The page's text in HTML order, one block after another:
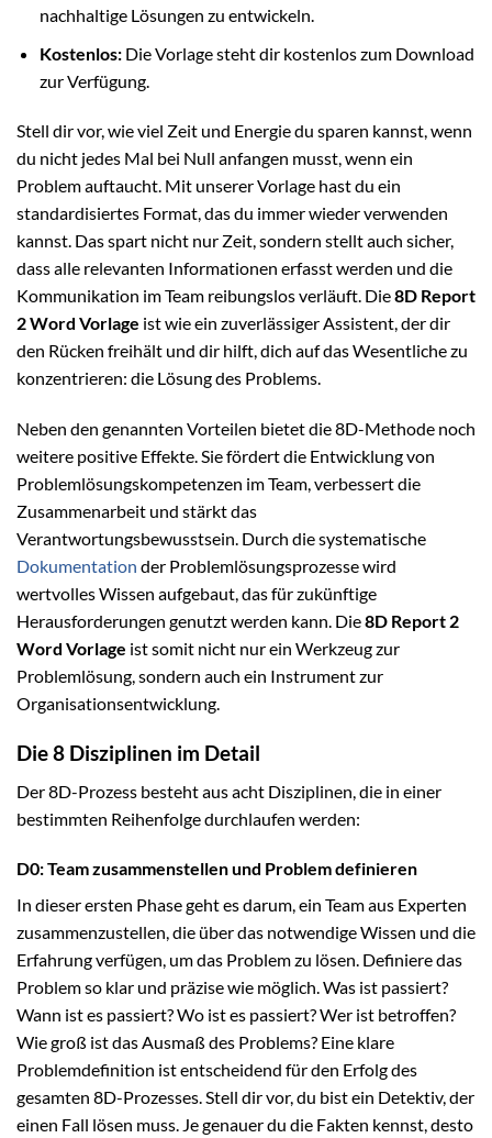
nachhaltige Lösungen zu entwickeln.
Kostenlos:Die Vorlage steht dir kostenlos zum Download
zur Verfügung.
Stell dir vor, wie viel Zeit und Energie du sparen kannst, wenn
du nicht jedes Mal bei Null anfangen musst, wenn ein
Problem auftaucht. Mit unserer Vorlage hast du ein
standardisiertes Format, das du immer wieder verwenden
kannst. Das spart nicht nur Zeit, sondern stellt auch sicher,
dass alle relevanten Informationen erfasst werden und die
Kommunikation im Team reibungslos verläuft. Die8D Report
2 Word Vorlage ist wie ein zuverlässiger Assistent, der dir
den Rücken freihält und dir hilft, dich auf das Wesentliche zu
konzentrieren: die Lösung des Problems.
Neben den genannten Vorteilen bietet die 8D-Methode noch
weitere positive Effekte. Sie fördert die Entwicklung von
Problemlösungskompetenzen im Team, verbessert die
Zusammenarbeit und stärkt das
Verantwortungsbewusstsein. Durch die systematische
Dokumentation der Problemlösungsprozesse wird
wertvolles Wissen aufgebaut, das für zukünftige
Herausforderungen genutzt werden kann. Die8D Report 2
Word Vorlage ist somit nicht nur ein Werkzeug zur
Problemlösung, sondern auch ein Instrument zur
Organisationsentwicklung.
Die 8 Disziplinen im Detail
Der 8D-Prozess besteht aus acht Disziplinen, die in einer
bestimmten Reihenfolge durchlaufen werden:
D0: Team zusammenstellen und Problem definieren
In dieser ersten Phase geht es darum, ein Team aus Experten
zusammenzustellen, die über das notwendige Wissen und die
Erfahrung verfügen, um das Problem zu lösen. Definiere das
Problem so klar und präzise wie möglich. Was ist passiert?
Wann ist es passiert? Wo ist es passiert? Wer ist betroffen?
Wie groß ist das Ausmaß des Problems? Eine klare
Problemdefinition ist entscheidend für den Erfolg des
gesamten 8D-Prozesses. Stell dir vor, du bist ein Detektiv, der
einen Fall lösen muss. Je genauer du die Fakten kennst, desto